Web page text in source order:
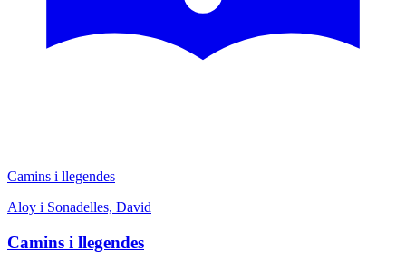
Camins i llegendes
Aloy i Sonadelles, David
Camins i llegendes